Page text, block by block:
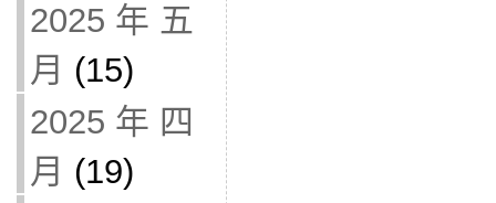
2025 年 五
月 (15)
2025 年 四
月 (19)